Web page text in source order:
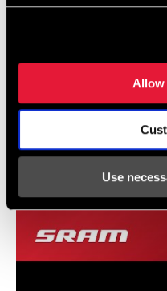
Allow
Use
Mostrar todos los idiomas